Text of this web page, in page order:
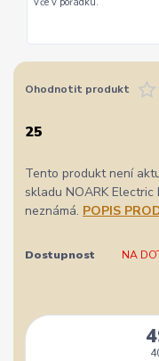
Ohodnotit produkt
25
Tento produkt není
skladu NOARK
neznámá. POPIS
Dostupnost NA